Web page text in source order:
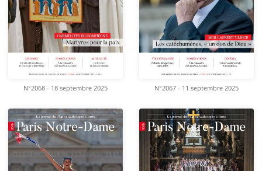
N°2068 - 18 septembre 2025 N°2067 - 11 septembre 2025